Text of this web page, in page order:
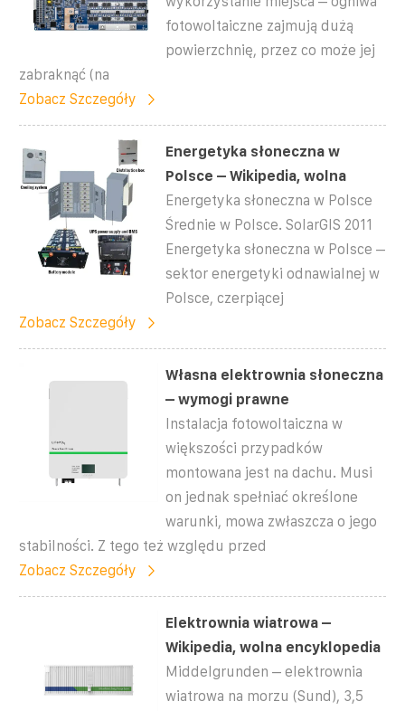
fotowoltaiczne zajmują dużą
powierzchnię, przez co może jej
zabraknąć (na
Zobacz Szczegóły
Energetyka słoneczna w
Polsce – Wikipedia, wolna
Energetyka słoneczna w Polsce
Średnie w Polsce. SolarGIS 2011
Energetyka słoneczna w Polsce –
sektor energetyki odnawialnej w
Polsce, czerpiącej
Zobacz Szczegóły
Własna elektrownia słoneczna
– wymogi prawne
Instalacja fotowoltaiczna w
większości przypadków
montowana jest na dachu. Musi
on jednak spełniać określone
warunki, mowa zwłaszcza o jego
stabilności. Z tego też względu przed
Zobacz Szczegóły
Elektrownia wiatrowa –
Wikipedia, wolna encyklopedia
Middelgrunden – elektrownia
wiatrowa na morzu (Sund), 3,5